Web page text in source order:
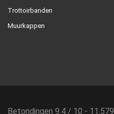
Trottoirbanden
Muurkappen
Betondingen 9.4 / 10 - 11.579